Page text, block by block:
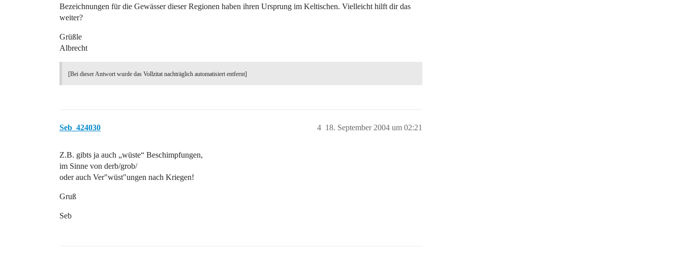
Bezeichnungen für die Gewässer dieser Regionen haben ihren Ursprung im Keltischen. Vielleicht hilft dir das
weiter?
Grüßle
Albrecht
[Bei dieser Antwort wurde das Vollzitat nachträglich automatisiert entfernt]
Seb_424030 18. September 2004 um 02:21
4
Z.B. gibts ja auch „wüste“ Beschimpfungen,
im Sinne von derb/grob/
oder auch Ver"wüst"ungen nach Kriegen!
Gruß
Seb